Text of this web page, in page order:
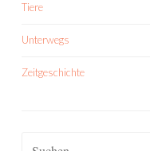
Tiere
Unterwegs
Zeitgeschichte